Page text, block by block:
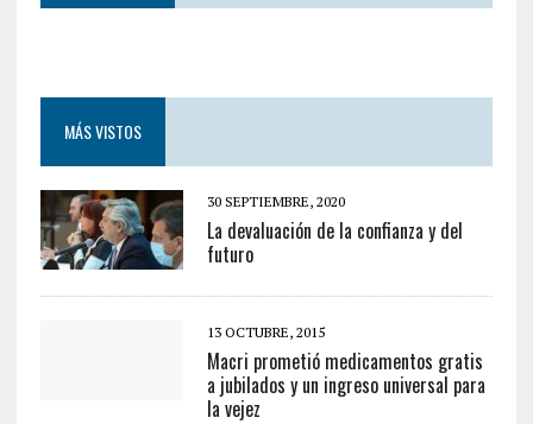
MÁS VISTOS
30 SEPTIEMBRE, 2020
La devaluación de la confianza y del
futuro
13 OCTUBRE, 2015
Macri prometió medicamentos gratis
a jubilados y un ingreso universal para
la vejez